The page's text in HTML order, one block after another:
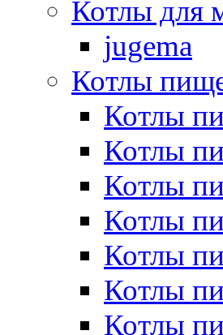
Котлы для
jugema
Котлы
Котлы
Котлы
Котлы
Котлы
Котлы
Котлы
Котлы